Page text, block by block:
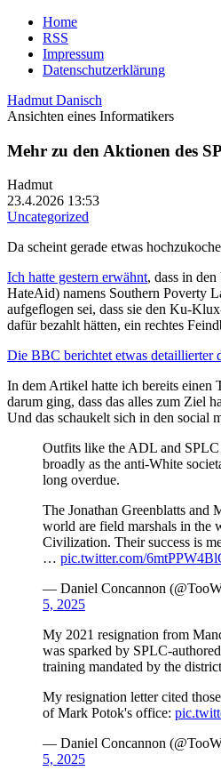
Home
RSS
Impressum
Datenschutzerklärung
Hadmut Danisch
Ansichten eines Informatikers
Mehr zu den Aktionen des
Hadmut
23.4.2026 13:53
Uncategorized
Da scheint gerade etwas
Ich hatte gestern erwähnt, dass in
HateAid) namens Southern Poverty
aufgeflogen sei, dass sie den Ku-
dafür bezahlt hätten, ein rechtes
Die BBC berichtet etwas detaillierter
In dem Artikel hatte ich bereits einen
darum ging, dass das alles zum Ziel
Und das schaukelt sich in den social
Outfits like the ADL and
broadly as the anti-White
long overdue.
The Jonathan Greenblatts and
world are field marshals in the
Civilization. Their success is
… pic.twitter.com/
— Daniel Concannon
5, 2025
My 2021 resignation from
was sparked by SPLC-
training mandated by the
My resignation letter cited
of Mark Potok's office:
— Daniel Concannon
5, 2025